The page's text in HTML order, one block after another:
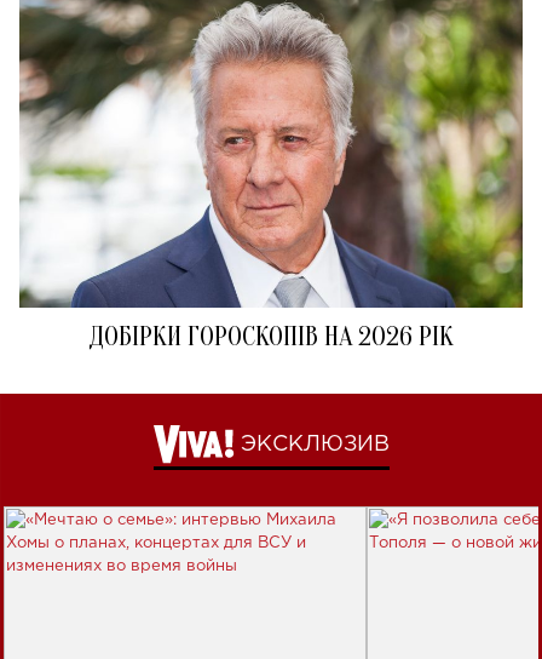
ДОБІРКИ ГОРОСКОПІВ НА 2026 РІК
ЭКСКЛЮЗИВ